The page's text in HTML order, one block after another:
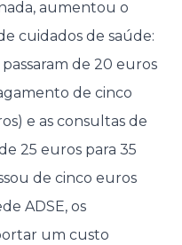
aumentou o
cuidados de saúde:
de 20 euros
de cinco
e as consultas de
25 euros para 35
de cinco euros
ADSE, os
um custo